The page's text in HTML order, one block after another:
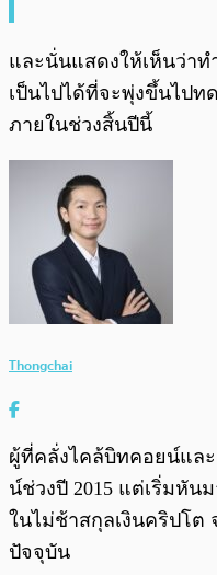
และนั่นแสดงให้เห็นว่าท
เป็นไปได้ที่จะพุ่งขึ้นไปท
ภายในช่วงสิ้นปีนี้
Thongchai
ผู้ที่คลั่งไคล้บิทคอยน์แล
น์ช่วงปี 2015 แต่เริ่มหัน
ในไม่ช้าสกุลเงินคริปโต
ปัจจุบัน